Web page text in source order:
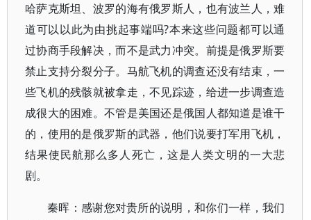
哈萨克斯坦、波罗的海有俄罗斯人，也有波兰人，难
道可以以此为由挑起事端吗?本来这些问题都可以通
过协商手段解决，而不是武力冲突。前提是俄罗斯要
禁止支持分裂分子。马航飞机的调查还没有结束，一
些飞机的残骸就被拿走，不见踪迹，给进一步调查造
成很大的困难。不管是美国还是俄国人都知道是谁干
的，使用的是俄罗斯的武器，他们说要打军用飞机，
结果使民航那么多人死亡，这是人类文明的一大悲
剧。
秦晖：感谢您对贵所的说明，和你们一样，我们